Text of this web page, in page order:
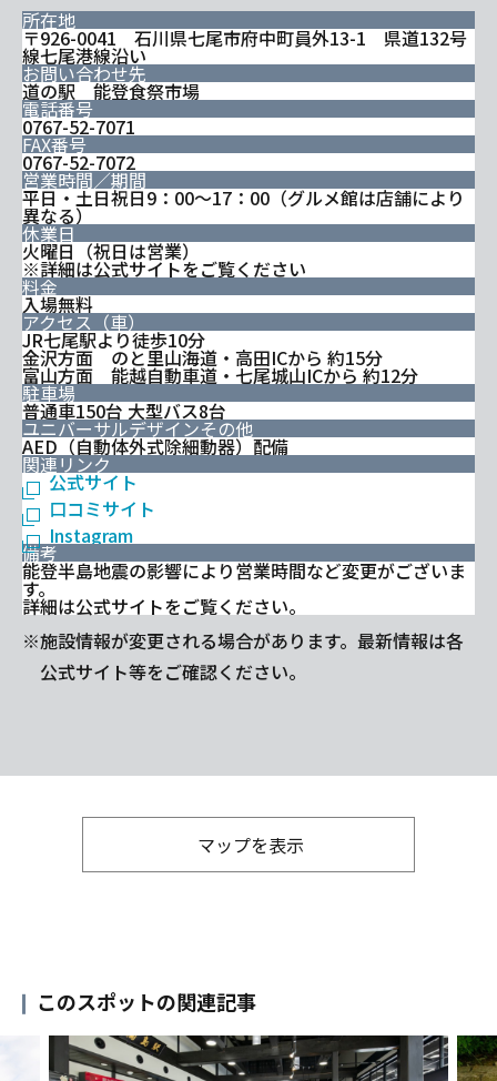
所在地
〒926-0041 石川県七尾市府中町員外13-1 県道132号
線七尾港線沿い
お問い合わせ先
道の駅 能登食祭市場
電話番号
0767-52-7071
FAX番号
0767-52-7072
営業時間／期間
平日・土日祝日9：00～17：00（グルメ館は店舗により
異なる）
休業日
火曜日（祝日は営業）
※詳細は公式サイトをご覧ください
料金
入場無料
アクセス（車）
JR七尾駅より徒歩10分
金沢方面 のと里山海道・高田ICから 約15分
富山方面 能越自動車道・七尾城山ICから 約12分
駐車場
普通車150台 大型バス8台
ユニバーサルデザインその他
AED（自動体外式除細動器）配備
関連リンク
公式サイト
口コミサイト
Instagram
備考
能登半島地震の影響により営業時間など変更がございま
す。
詳細は公式サイトをご覧ください。
※施設情報が変更される場合があります。最新情報は各
公式サイト等をご確認ください。
マップを表示
このスポットの関連記事